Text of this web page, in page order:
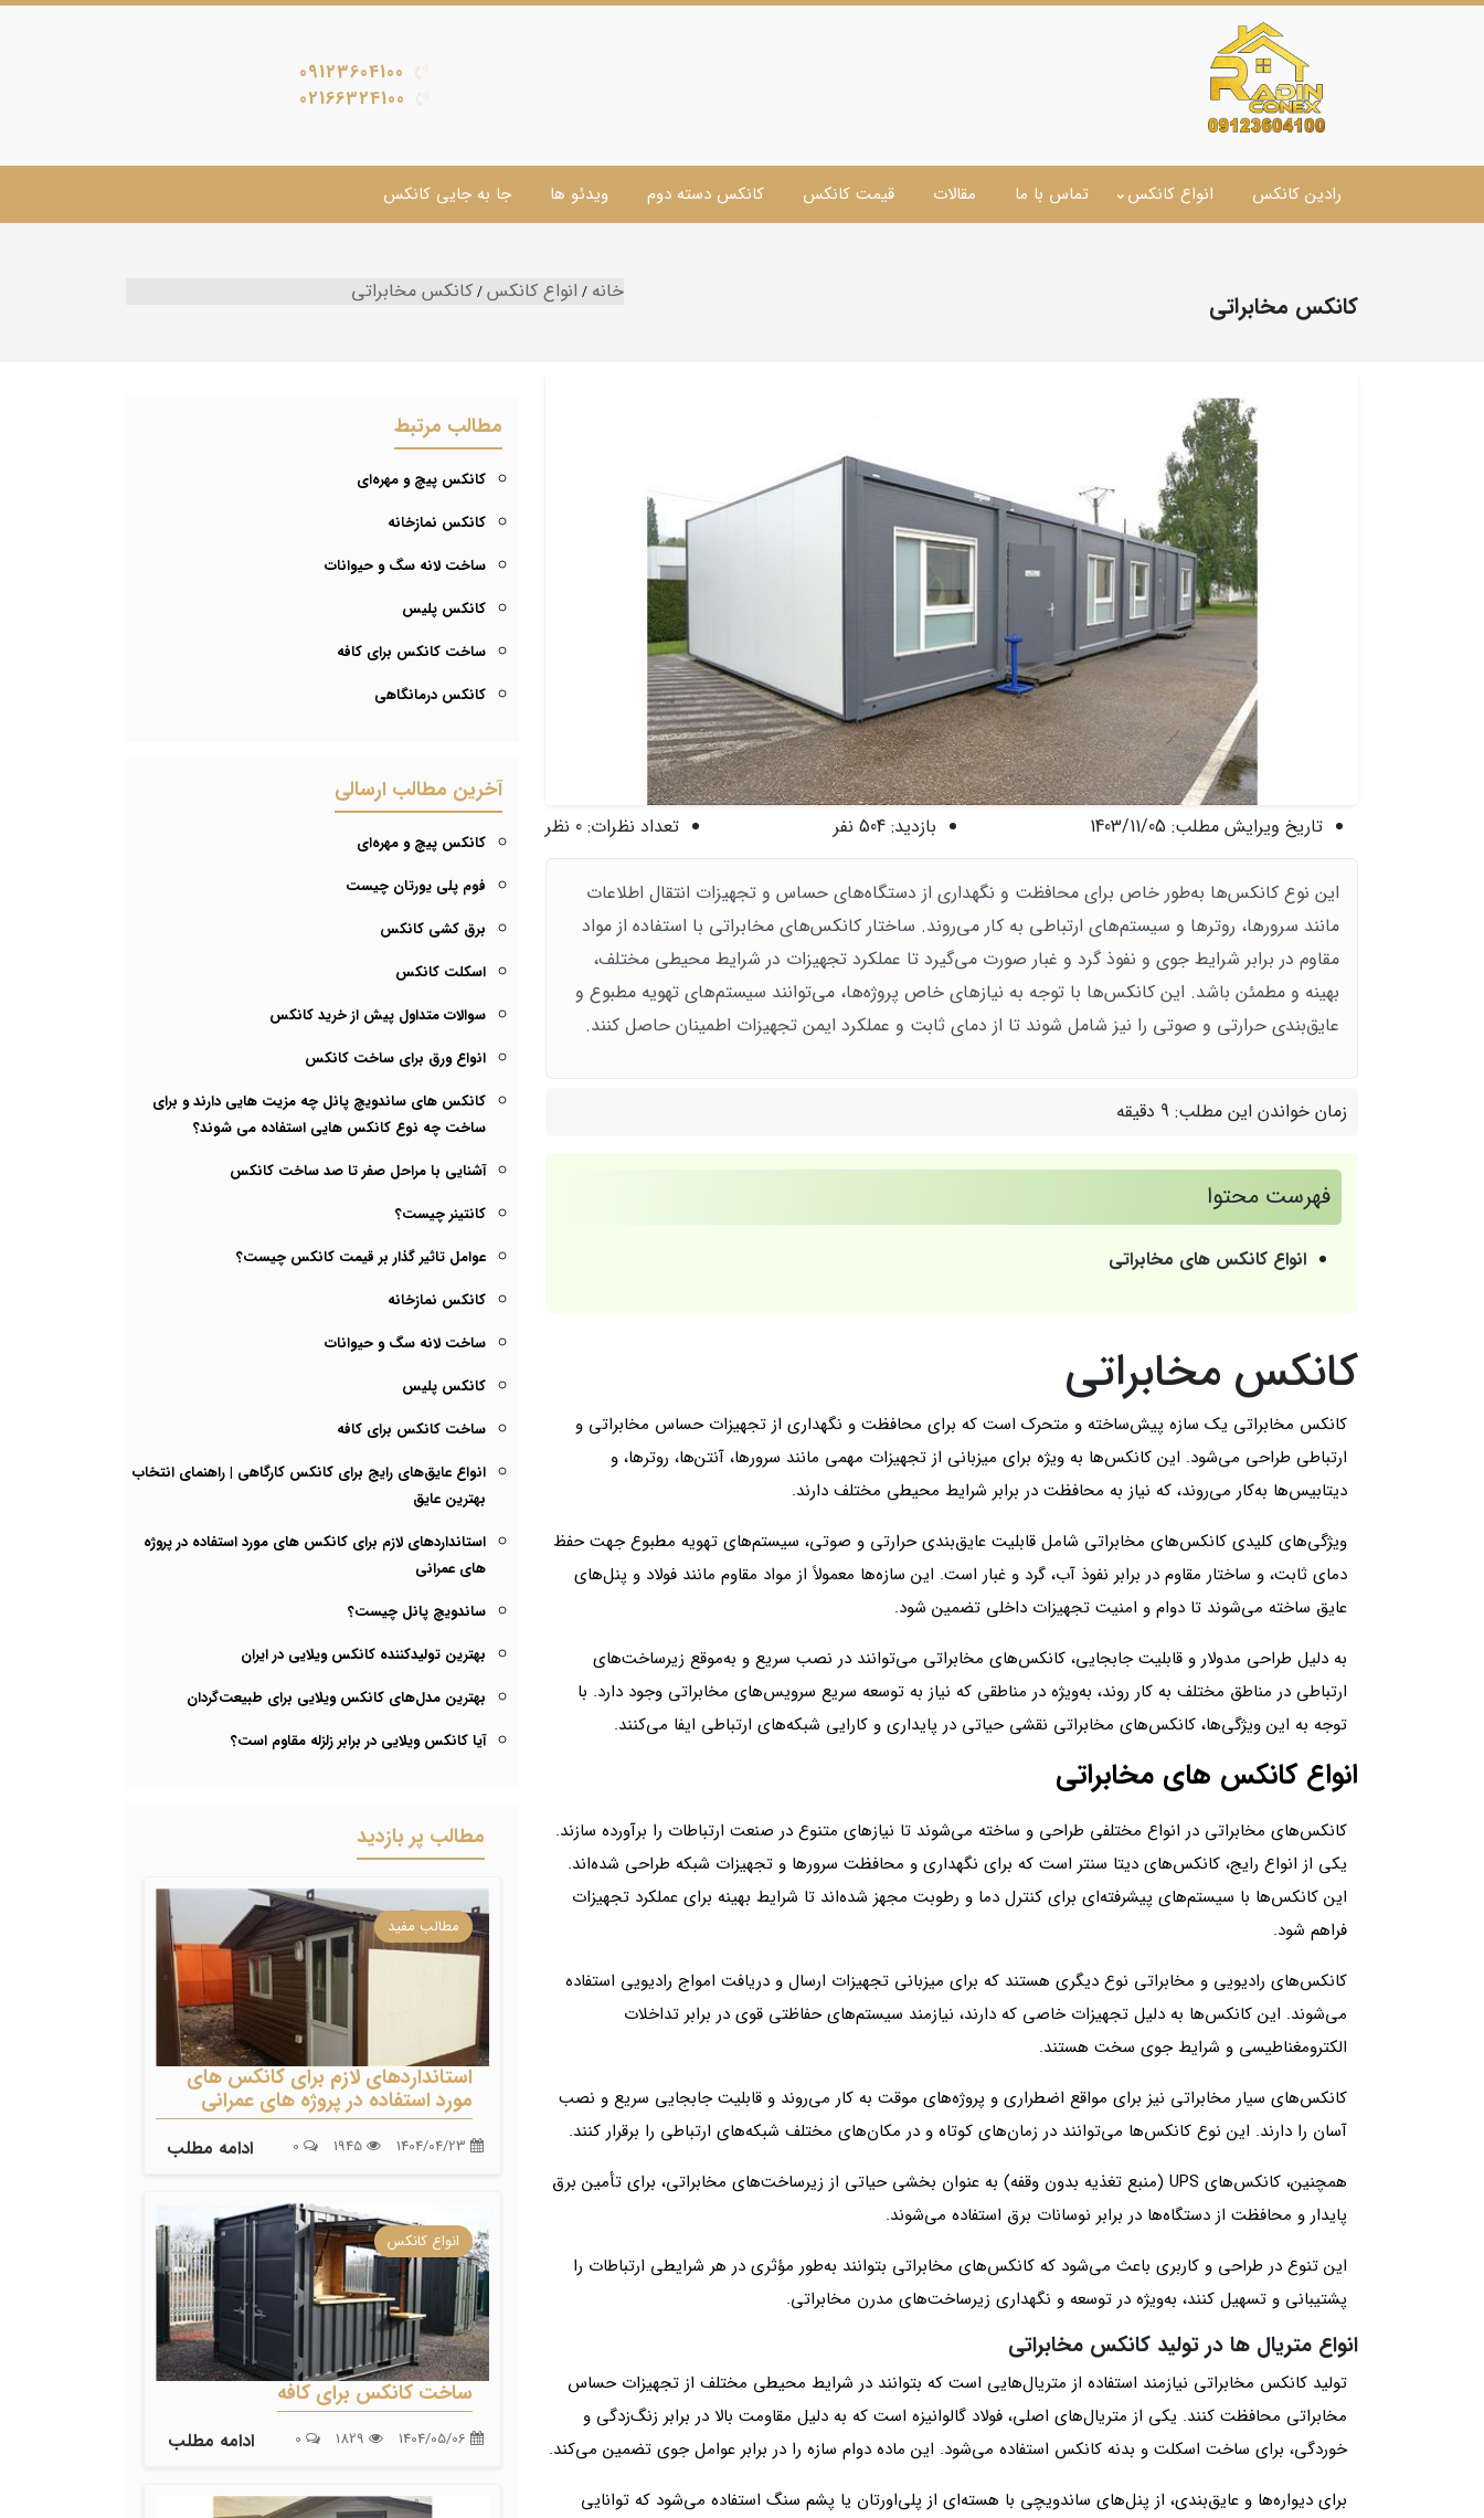
09123604100
02166324100
رادین کانکس انواع کانکس تماس با ما مقالات قیمت کانکس کانکس دسته دوم ویدئو ها جا به جایی کانکس
کانکس مخابراتی خانه انواع کانکس کانکس مخابراتی
تاریخ ویرایش مطلب: 1403/11/05 بازدید: 504 نفر تعداد نظرات: 0 نظر
این نوع کانکس‌ها به‌طور خاص برای محافظت و نگهداری از دستگاه‌های حساس و تجهیزات انتقال اطلاعات
مانند سرورها، روترها و سیستم‌های ارتباطی به کار می‌روند. ساختار کانکس‌های مخابراتی با استفاده از مواد
مقاوم در برابر شرایط جوی و نفوذ گرد و غبار صورت می‌گیرد تا عملکرد تجهیزات در شرایط محیطی مختلف،
بهینه و مطمئن باشد. این کانکس‌ها با توجه به نیازهای خاص پروژه‌ها، می‌توانند سیستم‌های تهویه مطبوع و
عایق‌بندی حرارتی و صوتی را نیز شامل شوند تا از دمای ثابت و عملکرد ایمن تجهیزات اطمینان حاصل کنند.
زمان خواندن این مطلب: 9 دقیقه
فهرست محتوا
انواع کانکس های مخابراتی
کانکس مخابراتی
کانکس مخابراتی یک سازه پیش‌ساخته و متحرک است که برای محافظت و نگهداری از تجهیزات حساس مخابراتی و
ارتباطی طراحی می‌شود. این کانکس‌ها به ویژه برای میزبانی از تجهیزات مهمی مانند سرورها، آنتن‌ها، روترها، و
دیتابیس‌ها به‌کار می‌روند، که نیاز به محافظت در برابر شرایط محیطی مختلف دارند.
ویژگی‌های کلیدی کانکس‌های مخابراتی شامل قابلیت عایق‌بندی حرارتی و صوتی، سیستم‌های تهویه مطبوع جهت حفظ
دمای ثابت، و ساختار مقاوم در برابر نفوذ آب، گرد و غبار است. این سازه‌ها معمولاً از مواد مقاوم مانند فولاد و پنل‌های
عایق ساخته می‌شوند تا دوام و امنیت تجهیزات داخلی تضمین شود.
به دلیل طراحی مدولار و قابلیت جابجایی، کانکس‌های مخابراتی می‌توانند در نصب سریع و به‌موقع زیرساخت‌های
ارتباطی در مناطق مختلف به کار روند، به‌ویژه در مناطقی که نیاز به توسعه سریع سرویس‌های مخابراتی وجود دارد. با
توجه به این ویژگی‌ها، کانکس‌های مخابراتی نقشی حیاتی در پایداری و کارایی شبکه‌های ارتباطی ایفا می‌کنند.
انواع کانکس های مخابراتی
کانکس‌های مخابراتی در انواع مختلفی طراحی و ساخته می‌شوند تا نیازهای متنوع در صنعت ارتباطات را برآورده سازند.
یکی از انواع رایج، کانکس‌های دیتا سنتر است که برای نگهداری و محافظت سرورها و تجهیزات شبکه طراحی شده‌اند.
این کانکس‌ها با سیستم‌های پیشرفته‌ای برای کنترل دما و رطوبت مجهز شده‌اند تا شرایط بهینه برای عملکرد تجهیزات
فراهم شود.
کانکس‌های رادیویی و مخابراتی نوع دیگری هستند که برای میزبانی تجهیزات ارسال و دریافت امواج رادیویی استفاده
می‌شوند. این کانکس‌ها به دلیل تجهیزات خاصی که دارند، نیازمند سیستم‌های حفاظتی قوی در برابر تداخلات
الکترومغناطیسی و شرایط جوی سخت هستند.
کانکس‌های سیار مخابراتی نیز برای مواقع اضطراری و پروژه‌های موقت به کار می‌روند و قابلیت جابجایی سریع و نصب
آسان را دارند. این نوع کانکس‌ها می‌توانند در زمان‌های کوتاه و در مکان‌های مختلف شبکه‌های ارتباطی را برقرار کنند.
همچنین، کانکس‌های UPS (منبع تغذیه بدون وقفه) به عنوان بخشی حیاتی از زیرساخت‌های مخابراتی، برای تأمین برق
پایدار و محافظت از دستگاه‌ها در برابر نوسانات برق استفاده می‌شوند.
این تنوع در طراحی و کاربری باعث می‌شود که کانکس‌های مخابراتی بتوانند به‌طور مؤثری در هر شرایطی ارتباطات را
پشتیبانی و تسهیل کنند، به‌ویژه در توسعه و نگهداری زیرساخت‌های مدرن مخابراتی.
انواع متریال ها در تولید کانکس مخابراتی
تولید کانکس‌ مخابراتی نیازمند استفاده از متریال‌هایی است که بتوانند در شرایط محیطی مختلف از تجهیزات حساس
مخابراتی محافظت کنند. یکی از متریال‌های اصلی، فولاد گالوانیزه است که به دلیل مقاومت بالا در برابر زنگ‌زدگی و
خوردگی، برای ساخت اسکلت و بدنه کانکس استفاده می‌شود. این ماده دوام سازه را در برابر عوامل جوی تضمین می‌کند.
برای دیواره‌ها و عایق‌بندی، از پنل‌های ساندویچی با هسته‌ای از پلی‌اورتان یا پشم سنگ استفاده می‌شود که توانایی
مطالب مرتبط
کانکس پیچ و مهره‌ای
کانکس نمازخانه
ساخت لانه سگ و حیوانات
کانکس پلیس
ساخت کانکس برای کافه
کانکس درمانگاهی
آخرین مطالب ارسالی
کانکس پیچ و مهره‌ای
فوم پلی یورتان چیست
برق کشی کانکس
اسکلت کانکس
سوالات متداول پیش از خرید کانکس
انواع ورق برای ساخت کانکس
کانکس های ساندویچ پانل چه مزیت هایی دارند و برای
ساخت چه نوع کانکس هایی استفاده می شوند؟
آشنایی با مراحل صفر تا صد ساخت کانکس
کانتینر چیست؟
عوامل تاثیر گذار بر قیمت کانکس چیست؟
کانکس نمازخانه
ساخت لانه سگ و حیوانات
کانکس پلیس
ساخت کانکس برای کافه
انواع عایق‌های رایج برای کانکس کارگاهی | راهنمای انتخاب
بهترین عایق
استانداردهای لازم برای کانکس های مورد استفاده در پروژه
های عمرانی
ساندویچ پانل چیست؟
بهترین تولیدکننده کانکس ویلایی در ایران
بهترین مدل‌های کانکس ویلایی برای طبیعت‌گردان
آیا کانکس ویلایی در برابر زلزله مقاوم است؟
مطالب پر بازدید
مطالب مفید
استانداردهای لازم برای کانکس های
مورد استفاده در پروژه های عمرانی
ادامه مطلب
انواع کانکس
ساخت کانکس برای کافه
ادامه مطلب